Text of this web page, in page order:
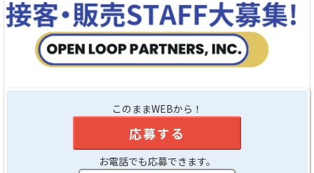
このままWEBから！
応募する
お電話でも応募できます。